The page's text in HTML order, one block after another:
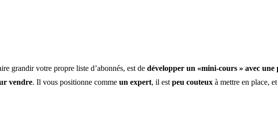
grandir votre propre liste d’abonnés, est de développer un «mini-cours » avec
vendre. Il vous positionne comme un expert, il est peu couteux à mettre en place,